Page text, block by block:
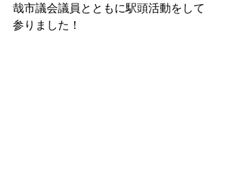
哉市議会議員とともに駅頭活動をして
参りました！